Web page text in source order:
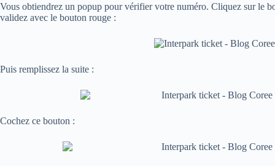
Vous obtiendrez un popup pour vérifier votre numéro. Cliquez sur le
validez avec le bouton rouge :
Puis remplissez la suite :
Cochez ce bouton :